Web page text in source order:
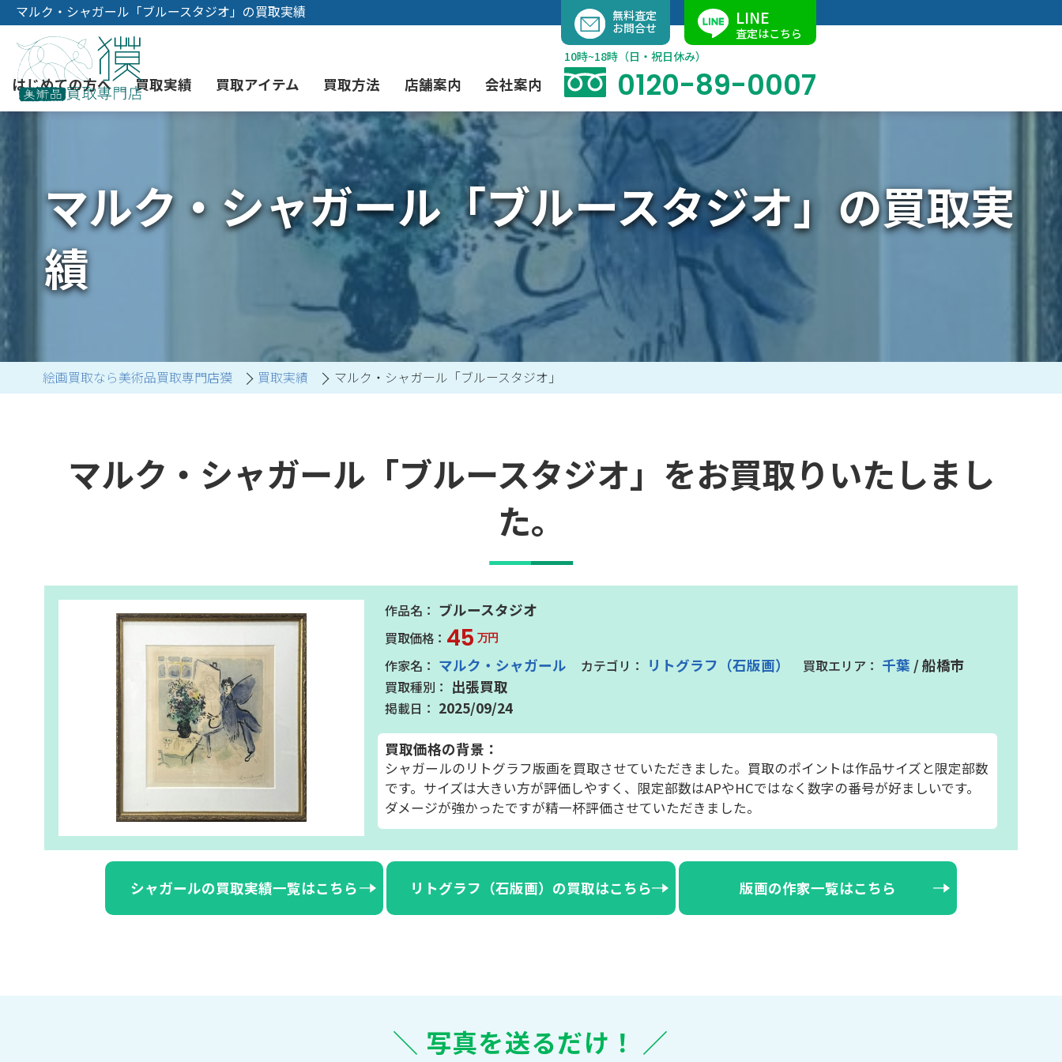
容
キ
ッ
マルク・シャガール「ブルースタジオ」の買取実績
はじめての方へ
初めての美術品売却 よくあるご質問 ブログ
instagram Facebook
買取実績 買取アイテム
絵画買取 現代アート買取 掛軸買取
茶道具買取 陶磁器・陶器買取
西洋アンティーク買取 彫刻・ブロンズ買取 美術品・古美術品買取
工芸品買取 ジュエリー・ウォッチ買取
買取方法
3つの買取方法 出張買取（無料） 店舗での買取
業者間オークション出品代行
時価評価サービス
店舗案内
東京店 大阪店 名古屋店
会社案内
会社概要 当社の特徴 求人情報
無料査定
お問合せ
LINE
査定はこちら
10時~18時（日・祝日休み）
0120-89-0007
マルク・シャガール「ブルースタジオ」の買取実
績
絵画買取なら美術品買取専門店獏 買取実績 マルク・シャガール「ブルースタジオ」
マルク・シャガール「ブルースタジオ」をお買取りいたしまし
た。
ブルースタジオ
45 万円
マルク・シャガール リトグラフ（石版画） 千葉 / 船橋市
出張買取
2025/09/24
買取価格の背景：
シャガールのリトグラフ版画を買取させていただきました。買取のポイントは作品サイズと限定部数
です。サイズは大きい方が評価しやすく、限定部数はAPやHCではなく数字の番号が好ましいです。
ダメージが強かったですが精一杯評価させていただきました。
シャガールの買取実績一覧はこちら リトグラフ（石版画）の買取はこちら 版画の作家一覧はこちら
＼ 写真を送るだけ！ ／